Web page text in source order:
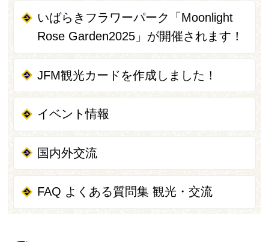
いばらきフラワーパーク「Moonlight
Rose Garden2025」が開催されます！
JFM観光カードを作成しました！
イベント情報
国内外交流
FAQ よくある質問集 観光・交流